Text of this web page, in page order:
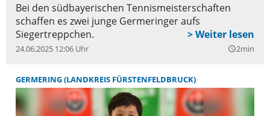
Bei den südbayerischen Tennismeisterschaften
schaffen es zwei junge Germeringer aufs
Siegertreppchen.
24.06.2025 12:06 Uhr query_builder2min
GERMERING (LANDKREIS FÜRSTENFELDBRUCK)